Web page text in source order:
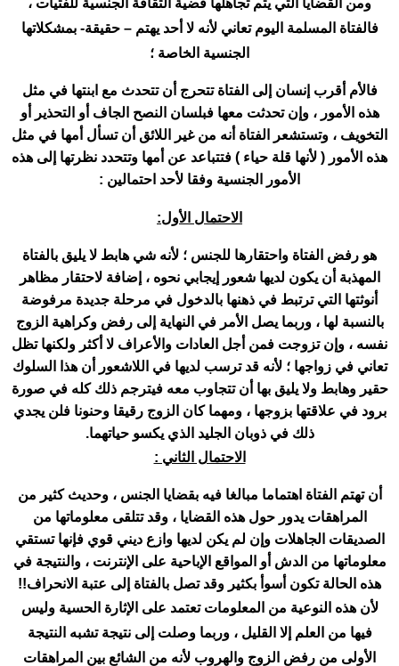
فالفتاة المسلمة اليوم تعاني لأنه لا أحد يهتم – حقيقة- بمشكلاتها
الجنسية الخاصة ؛
فالأم أقرب إنسان إلى الفتاة تتحرج أن تتحدث مع ابنتها في مثل
هذه الأمور ، وإن تحدثت معها فبلسان النصح الجاف أو التحذير أو
التخويف ، وتستشعر الفتاة أنه من غير اللائق أن تسأل أمها في مثل
هذه الأمور ( لأنها قلة حياء ) فتتباعد عن أمها وتتحدد نظرتها إلى هذه
الأمور الجنسية وفقا لأحد احتمالين :
الاحتمال الأول:
هو رفض الفتاة واحتقارها للجنس ؛ لأنه شي هابط لا يليق بالفتاة
المهذبة أن يكون لديها شعور إيجابي نحوه ، إضافة لاحتقار مظاهر
أنوثتها التي ترتبط في ذهنها بالدخول في مرحلة جديدة مرفوضة
بالنسبة لها ، وربما يصل الأمر في النهاية إلى رفض وكراهية الزوج
نفسه ، وإن تزوجت فمن أجل العادات والأعراف لا أكثر ولكنها تظل
تعاني في زواجها ؛ لأنه قد ترسب لديها في اللاشعور أن هذا السلوك
حقير وهابط ولا يليق بها أن تتجاوب معه فيترجم ذلك كله في صورة
برود في علاقتها بزوجها ، ومهما كان الزوج رقيقا وحنونا فلن يجدي
ذلك في ذوبان الجليد الذي يكسو حياتهما.
الاحتمال الثاني :
أن تهتم الفتاة اهتماما مبالغا فيه بقضايا الجنس ، وحديث كثير من
المراهقات يدور حول هذه القضايا ، وقد تتلقى معلوماتها من
الصديقات الجاهلات وإن لم يكن لديها وازع ديني قوي فإنها تستقي
معلوماتها من الدش أو المواقع الإباحية على الإنترنت ، والنتيجة في
هذه الحالة تكون أسوأ بكثير وقد تصل بالفتاة إلى عتبة الانحراف!!
لأن هذه النوعية من المعلومات تعتمد على الإثارة الحسية وليس
فيها من العلم إلا القليل ، وربما وصلت إلى نتيجة تشبه النتيجة
الأولى من رفض الزوج والهروب لأنه من الشائع بين المراهقات